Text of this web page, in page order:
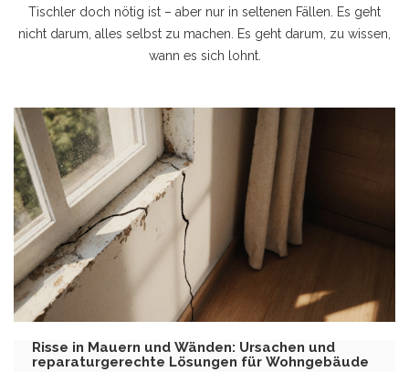
Tischler doch nötig ist – aber nur in seltenen Fällen. Es geht
nicht darum, alles selbst zu machen. Es geht darum, zu wissen,
wann es sich lohnt.
Risse in Mauern und Wänden: Ursachen und
reparaturgerechte Lösungen für Wohngebäude